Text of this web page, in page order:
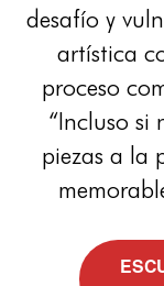
desafío y
artística
proceso
“Incluso si
piezas a la